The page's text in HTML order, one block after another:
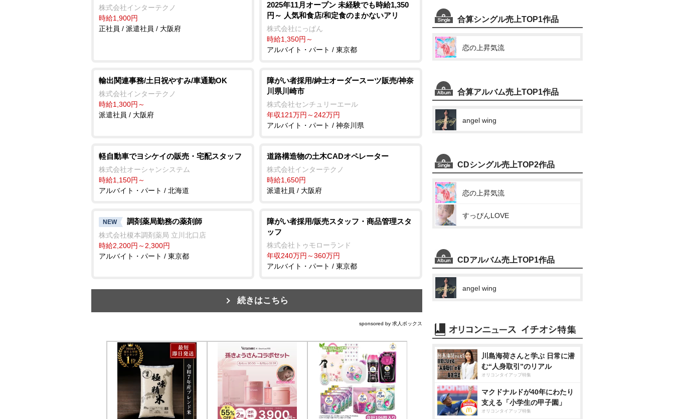
株式会社インターテクノ
時給1,900円
正社員 / 派遣社員 / 大阪府
2025年11月オープン 未経験でも時給1,350
円～ 人気和食店/和定食のまかないアリ
株式会社にっぱん
時給1,350円～
アルバイト・パート / 東京都
輸出関連事務/土日祝やすみ/車通勤OK
株式会社インターテクノ
時給1,300円～
派遣社員 / 大阪府
障がい者採用/紳士オーダースーツ販売/神奈
川県川崎市
株式会社センチュリーエール
年収121万円～242万円
アルバイト・パート / 神奈川県
軽自動車でヨシケイの販売・宅配スタッフ
株式会社オーシャンシステム
時給1,150円～
アルバイト・パート / 北海道
道路構造物の土木CADオペレーター
株式会社インターテクノ
時給1,650円
派遣社員 / 大阪府
NEW 調剤薬局勤務の薬剤師
株式会社榎本調剤薬局 立川北口店
時給2,200円～2,300円
アルバイト・パート / 東京都
障がい者採用/販売スタッフ・商品管理スタ
ッフ
株式会社トゥモローランド
年収240万円～360万円
アルバイト・パート / 東京都
続きはこちら
sponsored by 求人ボックス
合算シングル売上TOP1作品
恋の上昇気流
合算アルバム売上TOP1作品
angel wing
CDシングル売上TOP2作品
恋の上昇気流
すっぴんLOVE
CDアルバム売上TOP1作品
angel wing
川島海荷さんと学ぶ 日常に潜
む“人身取引”のリアル
オリコンタイアップ特集
マクドナルドが40年にわたり
支える「小学生の甲子園」
オリコンタイアップ特集